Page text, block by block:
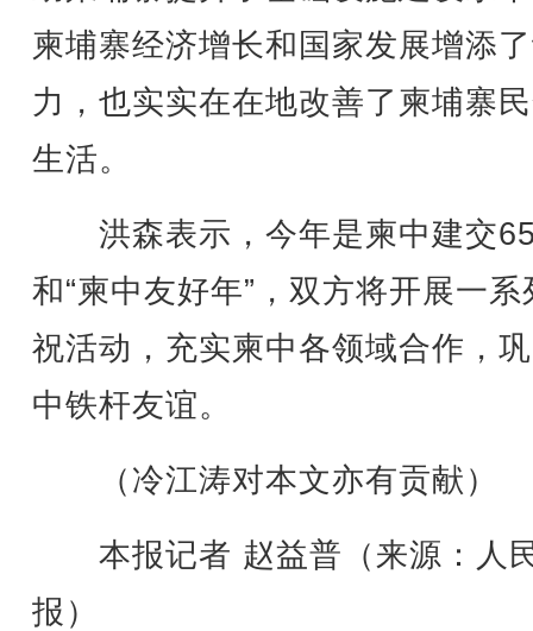
柬埔寨经济增长和国家发展增添
力，也实实在在地改善了柬埔寨
生活。
洪森表示，今年是柬中建交
和“柬中友好年”，双方将开展一系
祝活动，充实柬中各领域合作，
中铁杆友谊。
（冷江涛对本文亦有贡献）
本报记者 赵益普（来源：人
报）